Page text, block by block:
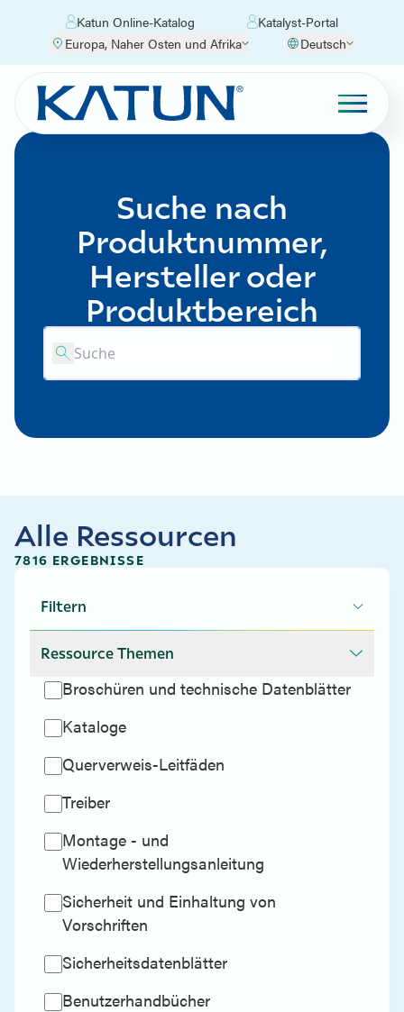
Katun Online-Katalog
Katalyst-Portal
Europa, Naher Osten und Afrika
Deutsch
Suche nach
Produktnummer,
Hersteller oder
Produktbereich
Alle Ressourcen
7816 ERGEBNISSE
Filtern
Ressource Themen
Broschüren und technische Datenblätter
Kataloge
Querverweis-Leitfäden
Treiber
Montage - und
Wiederherstellungsanleitung
Sicherheit und Einhaltung von
Vorschriften
Sicherheitsdatenblätter
Benutzerhandbücher